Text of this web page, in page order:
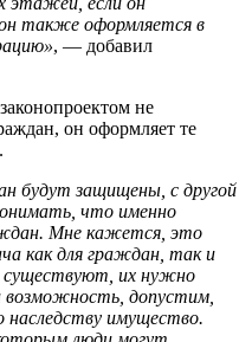
также оформляется в
, — добавил
не
он оформляет те
будут защищены, с другой
что именно
Мне кажется, это
как для граждан, так и
существуют, их нужно
допустим,
имущество.